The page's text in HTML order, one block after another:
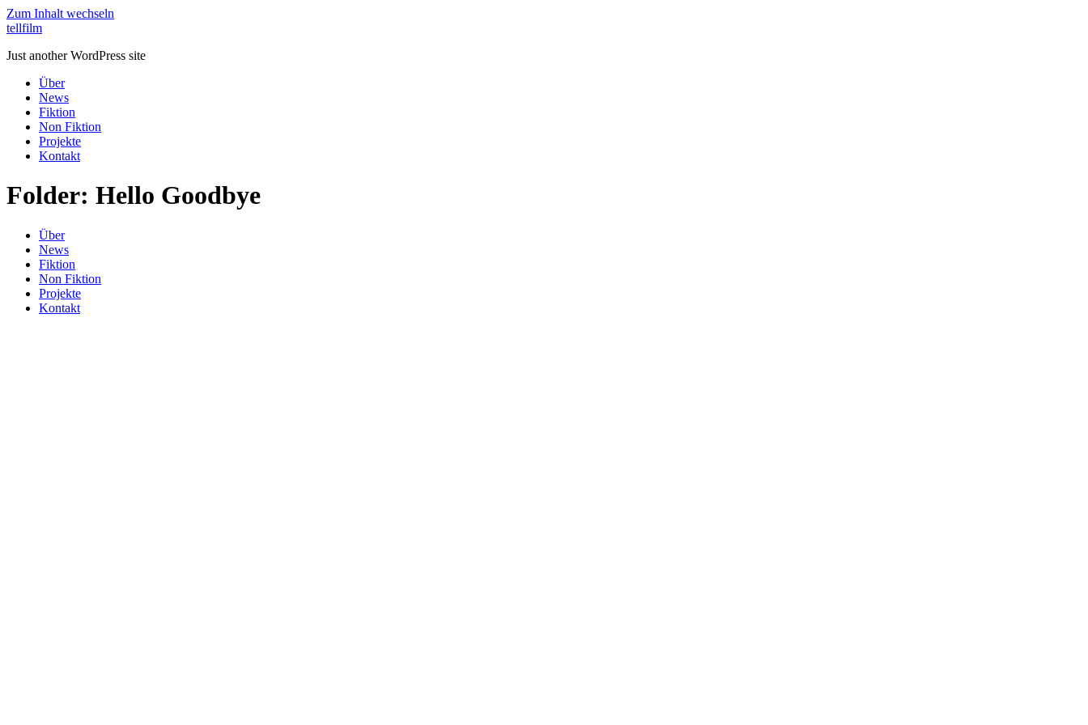
Zum Inhalt wechseln
tellfilm
Just another WordPress site
Über
News
Fiktion
Non Fiktion
Projekte
Kontakt
Folder: Hello Goodbye
Über
News
Fiktion
Non Fiktion
Projekte
Kontakt